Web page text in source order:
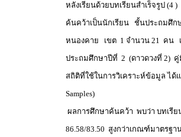
หลังเรียนด้วยบทเรียนสำเร็จรูป
ค้นคว้าเป็นนักเรียน ชั้นประถมศึ
หนองคาย เขต 1 จำนวน 21 คน
ประถมศึกษาปีที่ 2 (ดาวดวงที่ 2) คู่
สถิติที่ใช้ในการวิเคราะห์ข้อมูล ได้
Samples)
ผลการศึกษาค้นคว้า พบว่า บทเ
86.58/83.50 สูงกว่าเกณฑ์มาตรฐ